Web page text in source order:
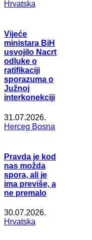
Hrvatska
Vijeće
ministara BiH
usvojilo Nacrt
odluke o
ratifikaciji
sporazuma o
Južnoj
interkonekciji
31.07.2026.
Herceg Bosna
Pravda je kod
nas možda
spora, ali je
ima previše, a
ne premalo
30.07.2026.
Hrvatska